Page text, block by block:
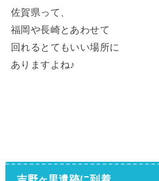
佐賀県って、
福岡や長崎とあわせて
回れるとてもいい場所に
ありますよね♪